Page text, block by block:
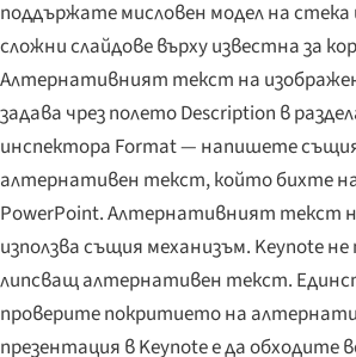
поддържате мисловен модел на стека
сложни слайдове върху известна за
Алтернативният текст на
задава чрез полето Description в
инспектора Format — напишете
алтернативен текст, който бихте
PowerPoint. Алтернативният текст
използва същия механизъм. Keynote не
липсващ алтернативен текст.
проверите покритието на
презентация в Keynote е да обходите